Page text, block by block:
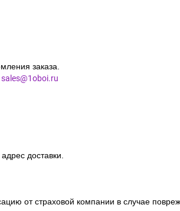
заказа.
sales@1oboi.ru
доставки.
от страховой компании в случае